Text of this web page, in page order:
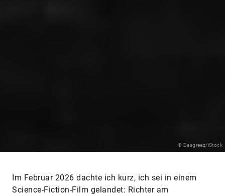
© Deagreez/iStock
Im Februar 2026 dachte ich kurz, ich sei in einem
Science-Fiction-Film gelandet: Richter am